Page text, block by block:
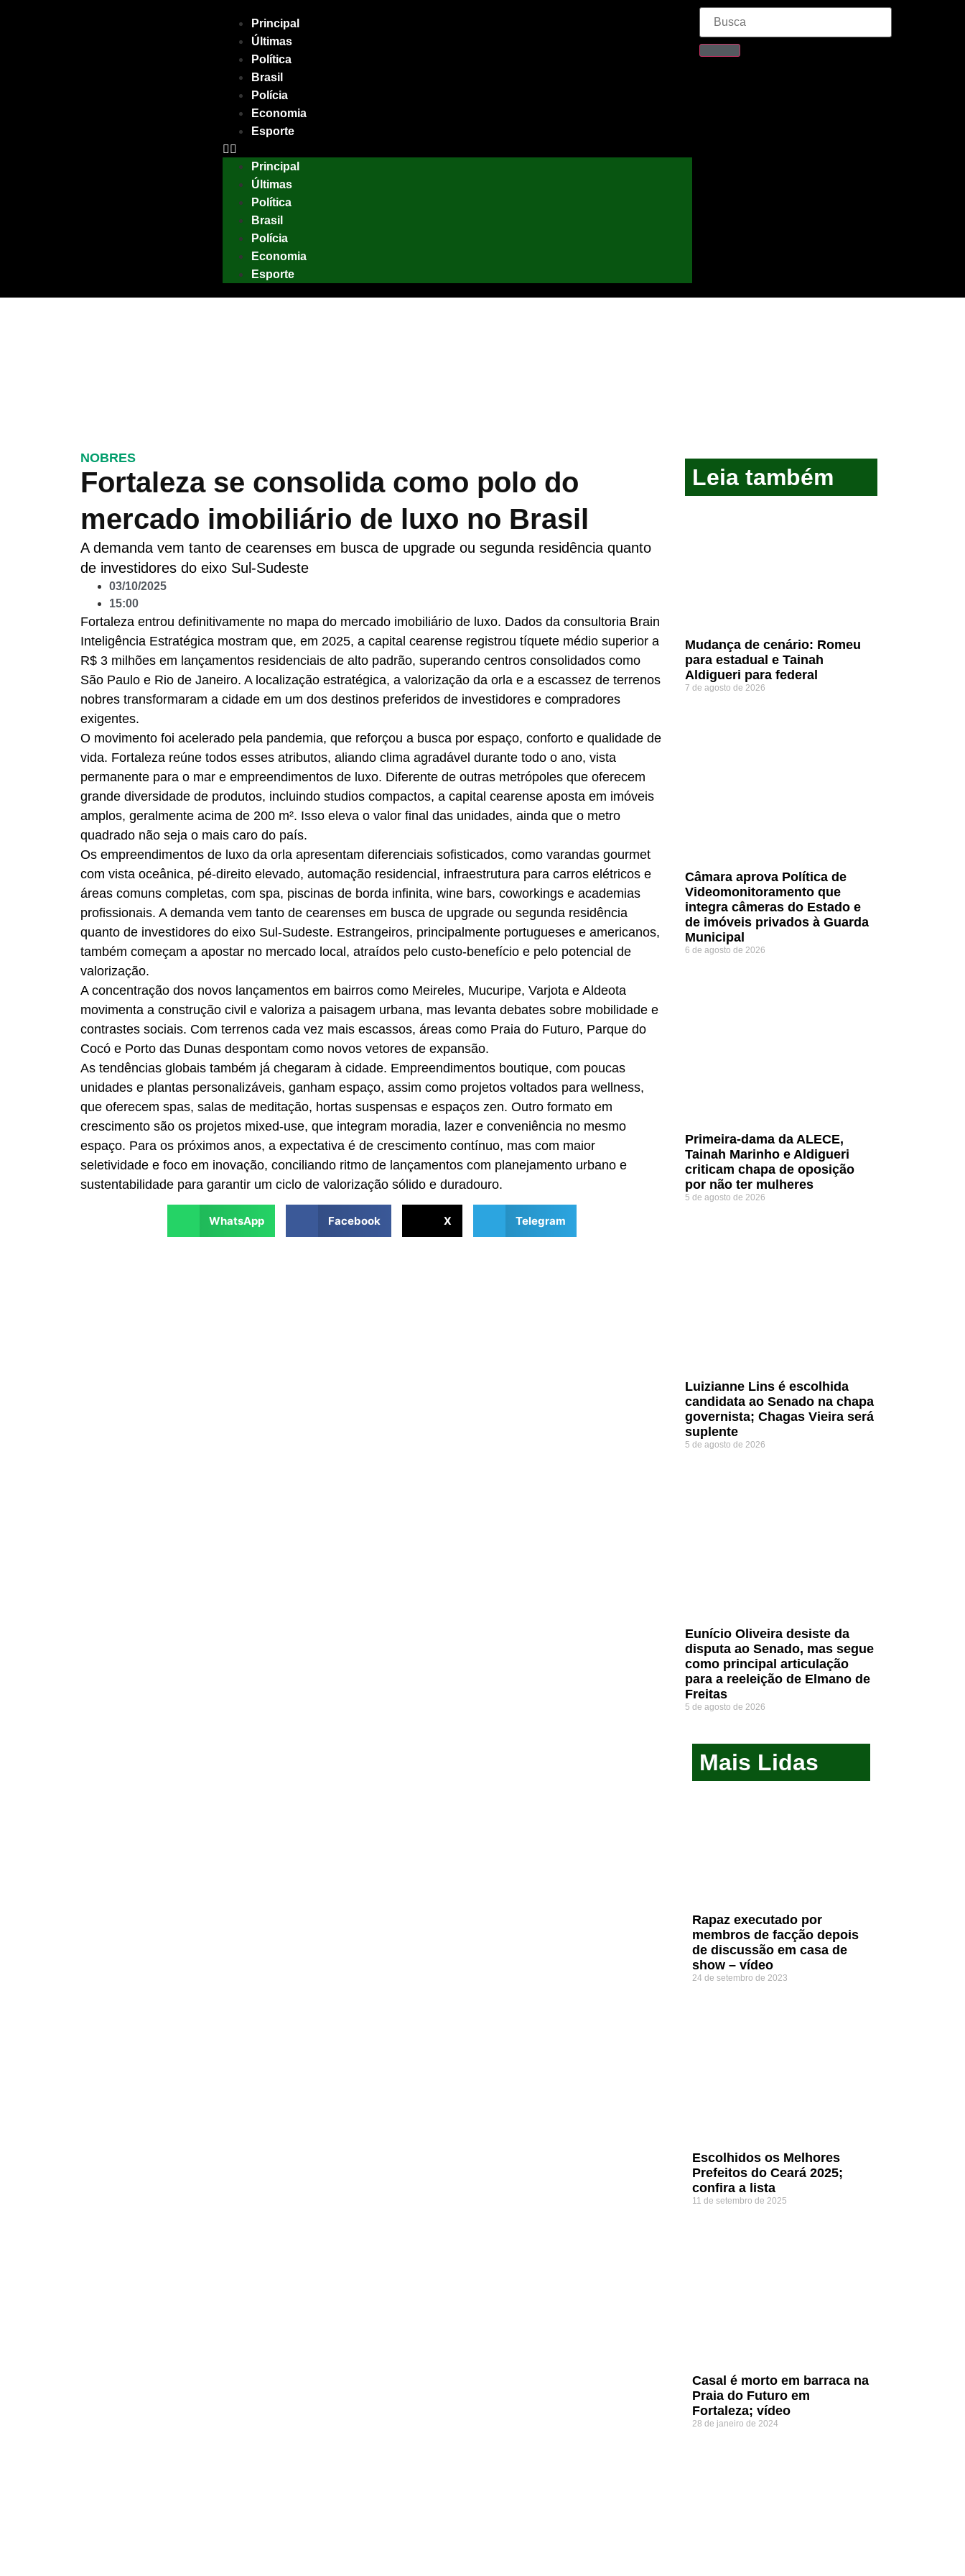
Principal
Últimas
Política
Brasil
Polícia
Economia
Esporte
Principal
Últimas
Política
Brasil
Polícia
Economia
Esporte
NOBRES
Fortaleza se consolida como polo do
mercado imobiliário de luxo no Brasil
A demanda vem tanto de cearenses em busca de upgrade ou segunda residência quanto
de investidores do eixo Sul-Sudeste
03/10/2025
15:00
Fortaleza entrou definitivamente no mapa do mercado imobiliário de luxo. Dados da consultoria Brain
Inteligência Estratégica mostram que, em 2025, a capital cearense registrou tíquete médio superior a
R$ 3 milhões em lançamentos residenciais de alto padrão, superando centros consolidados como
São Paulo e Rio de Janeiro. A localização estratégica, a valorização da orla e a escassez de terrenos
nobres transformaram a cidade em um dos destinos preferidos de investidores e compradores
exigentes.
O movimento foi acelerado pela pandemia, que reforçou a busca por espaço, conforto e qualidade de
vida. Fortaleza reúne todos esses atributos, aliando clima agradável durante todo o ano, vista
permanente para o mar e empreendimentos de luxo. Diferente de outras metrópoles que oferecem
grande diversidade de produtos, incluindo studios compactos, a capital cearense aposta em imóveis
amplos, geralmente acima de 200 m². Isso eleva o valor final das unidades, ainda que o metro
quadrado não seja o mais caro do país.
Os empreendimentos de luxo da orla apresentam diferenciais sofisticados, como varandas gourmet
com vista oceânica, pé-direito elevado, automação residencial, infraestrutura para carros elétricos e
áreas comuns completas, com spa, piscinas de borda infinita, wine bars, coworkings e academias
profissionais. A demanda vem tanto de cearenses em busca de upgrade ou segunda residência
quanto de investidores do eixo Sul-Sudeste. Estrangeiros, principalmente portugueses e americanos,
também começam a apostar no mercado local, atraídos pelo custo-benefício e pelo potencial de
valorização.
A concentração dos novos lançamentos em bairros como Meireles, Mucuripe, Varjota e Aldeota
movimenta a construção civil e valoriza a paisagem urbana, mas levanta debates sobre mobilidade e
contrastes sociais. Com terrenos cada vez mais escassos, áreas como Praia do Futuro, Parque do
Cocó e Porto das Dunas despontam como novos vetores de expansão.
As tendências globais também já chegaram à cidade. Empreendimentos boutique, com poucas
unidades e plantas personalizáveis, ganham espaço, assim como projetos voltados para wellness,
que oferecem spas, salas de meditação, hortas suspensas e espaços zen. Outro formato em
crescimento são os projetos mixed-use, que integram moradia, lazer e conveniência no mesmo
espaço. Para os próximos anos, a expectativa é de crescimento contínuo, mas com maior
seletividade e foco em inovação, conciliando ritmo de lançamentos com planejamento urbano e
sustentabilidade para garantir um ciclo de valorização sólido e duradouro.
WhatsApp Facebook X Telegram
Leia também
Mudança de cenário: Romeu
para estadual e Tainah
Aldigueri para federal
7 de agosto de 2026
Câmara aprova Política de
Videomonitoramento que
integra câmeras do Estado e
de imóveis privados à Guarda
Municipal
6 de agosto de 2026
Primeira-dama da ALECE,
Tainah Marinho e Aldigueri
criticam chapa de oposição
por não ter mulheres
5 de agosto de 2026
Luizianne Lins é escolhida
candidata ao Senado na chapa
governista; Chagas Vieira será
suplente
5 de agosto de 2026
Eunício Oliveira desiste da
disputa ao Senado, mas segue
como principal articulação
para a reeleição de Elmano de
Freitas
5 de agosto de 2026
Mais Lidas
Rapaz executado por
membros de facção depois
de discussão em casa de
show – vídeo
24 de setembro de 2023
Escolhidos os Melhores
Prefeitos do Ceará 2025;
confira a lista
11 de setembro de 2025
Casal é morto em barraca na
Praia do Futuro em
Fortaleza; vídeo
28 de janeiro de 2024